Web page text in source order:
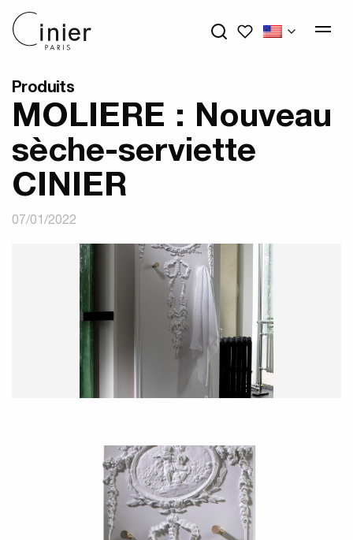
My wishlists
Produits
MOLIERE : Nouveau
sèche-serviette
CINIER
07/01/2022